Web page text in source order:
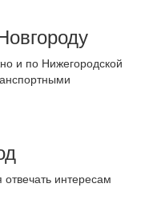
и по Нижегородской
интересам